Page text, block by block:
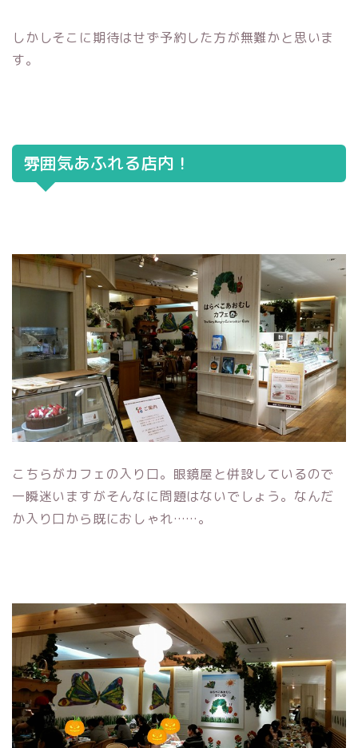
しかしそこに期待はせず予約した方が無難かと思いま
す。
雰囲気あふれる店内！
こちらがカフェの入り口。眼鏡屋と併設しているので
一瞬迷いますがそんなに問題はないでしょう。 なんだ
か入り口から既におしゃれ……。